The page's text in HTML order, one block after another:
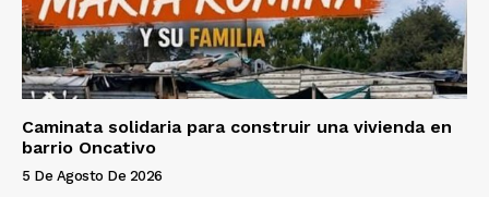
Caminata solidaria para construir una vivienda en
barrio Oncativo
5 De Agosto De 2026